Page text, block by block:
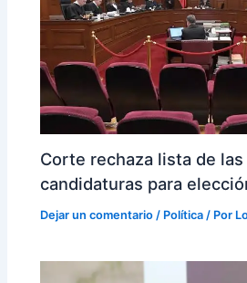
Corte rechaza lista de
candidaturas para
Dejar un comentario / Política / Por